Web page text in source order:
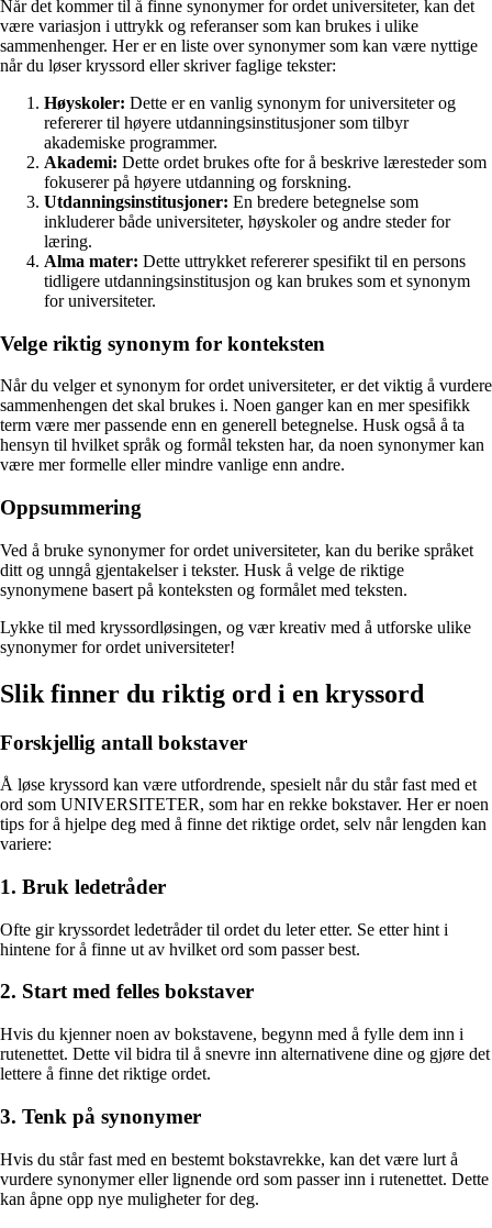
Når det kommer til å finne synonymer for ordet universiteter, kan det
være variasjon i uttrykk og referanser som kan brukes i ulike
sammenhenger. Her er en liste over synonymer som kan være nyttige
når du løser kryssord eller skriver faglige tekster:
Høyskoler: Dette er en vanlig synonym for universiteter og
refererer til høyere utdanningsinstitusjoner som tilbyr
akademiske programmer.
Akademi: Dette ordet brukes ofte for å beskrive læresteder som
fokuserer på høyere utdanning og forskning.
Utdanningsinstitusjoner: En bredere betegnelse som
inkluderer både universiteter, høyskoler og andre steder for
læring.
Alma mater: Dette uttrykket refererer spesifikt til en persons
tidligere utdanningsinstitusjon og kan brukes som et synonym
for universiteter.
Velge riktig synonym for konteksten
Når du velger et synonym for ordet universiteter, er det viktig å vurdere
sammenhengen det skal brukes i. Noen ganger kan en mer spesifikk
term være mer passende enn en generell betegnelse. Husk også å ta
hensyn til hvilket språk og formål teksten har, da noen synonymer kan
være mer formelle eller mindre vanlige enn andre.
Oppsummering
Ved å bruke synonymer for ordet universiteter, kan du berike språket
ditt og unngå gjentakelser i tekster. Husk å velge de riktige
synonymene basert på konteksten og formålet med teksten.
Lykke til med kryssordløsingen, og vær kreativ med å utforske ulike
synonymer for ordet universiteter!
Slik finner du riktig ord i en kryssord
Forskjellig antall bokstaver
Å løse kryssord kan være utfordrende, spesielt når du står fast med et
ord som UNIVERSITETER, som har en rekke bokstaver. Her er noen
tips for å hjelpe deg med å finne det riktige ordet, selv når lengden kan
variere:
1. Bruk ledetråder
Ofte gir kryssordet ledetråder til ordet du leter etter. Se etter hint i
hintene for å finne ut av hvilket ord som passer best.
2. Start med felles bokstaver
Hvis du kjenner noen av bokstavene, begynn med å fylle dem inn i
rutenettet. Dette vil bidra til å snevre inn alternativene dine og gjøre det
lettere å finne det riktige ordet.
3. Tenk på synonymer
Hvis du står fast med en bestemt bokstavrekke, kan det være lurt å
vurdere synonymer eller lignende ord som passer inn i rutenettet. Dette
kan åpne opp nye muligheter for deg.